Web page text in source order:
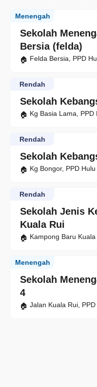
Sekolah
Bersia (felda)
Menengah
Felda Bersia, PPD
Sekolah
Rendah
Kg Basia Lama,
Sekolah
Rendah
Kg Bongor, PPD
Sekolah Jenis
Kuala Rui
Rendah
Kampong Baru
Sekolah
4
Menengah
Jalan Kuala Rui,